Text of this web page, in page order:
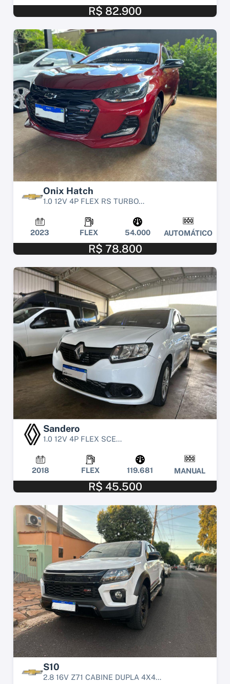
R$ 82.900
Onix Hatch
1.0 12V 4P FLEX RS TURBO...
2023 FLEX 54.000 AUTOMÁTICO
R$ 78.800
Sandero
1.0 12V 4P FLEX SCE...
2018 FLEX 119.681 MANUAL
R$ 45.500
S10
2.8 16V Z71 CABINE DUPLA 4X4...